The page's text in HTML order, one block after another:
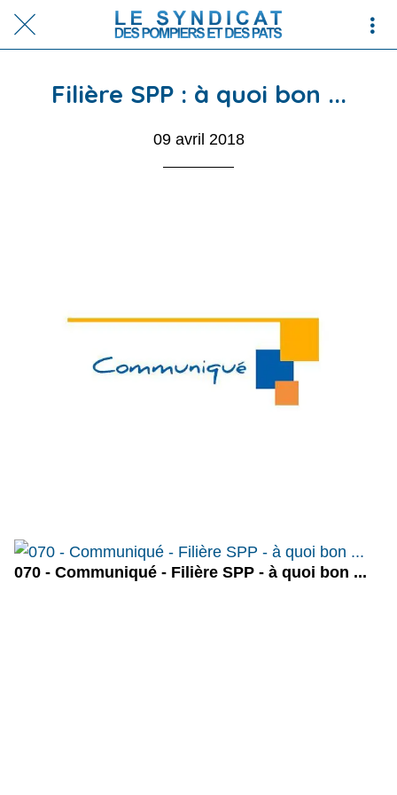
Filière SPP : à quoi bon ...
09 avril 2018
070 - Communiqué - Filière SPP - à quoi bon ...